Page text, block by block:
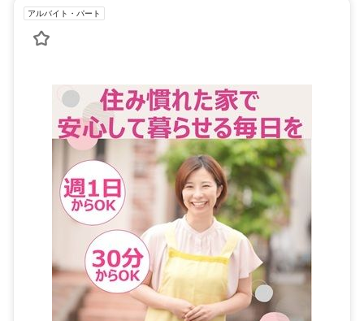
アルバイト・パート